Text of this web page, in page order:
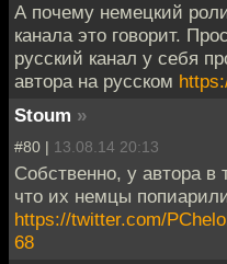
А почему немецкий
канала это говорит.
русский канал у себя
автора на русском
Stoum »
#80 | 13.08.14 20:13
Собственно, у автора в
что их немцы
https://twitter.com/
68